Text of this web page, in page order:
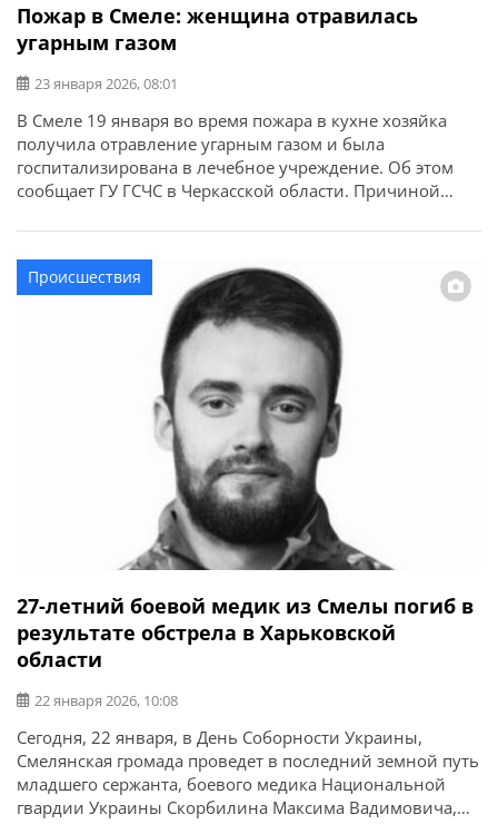
Пожар в Смеле: женщина отравилась
угарным газом
23 января 2026, 08:01
В Смеле 19 января во время пожара в кухне хозяйка
получила отравление угарным газом и была
госпитализирована в лечебное учреждение. Об этом
сообщает ГУ ГСЧС в Черкасской области. Причиной
Происшествия
27-летний боевой медик из Смелы погиб в
результате обстрела в Харьковской
области
22 января 2026, 10:08
Сегодня, 22 января, в День Соборности Украины,
Смелянская громада проведет в последний земной путь
младшего сержанта, боевого медика Национальной
гвардии Украины Скорбилина Максима Вадимовича,